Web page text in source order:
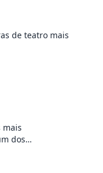
de teatro mais
mais
dos…